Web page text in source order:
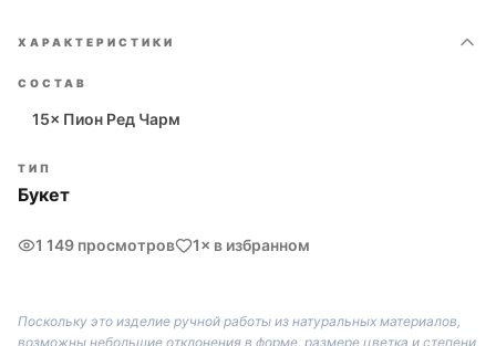
ХАРАКТЕРИСТИКИ
СОСТАВ
15× Пион Ред Чарм
ТИП
Букет
1 149 просмотров 1× в избранном
Поскольку это изделие ручной работы из натуральных материалов,
возможны небольшие отклонения в форме, размере цветка и степени